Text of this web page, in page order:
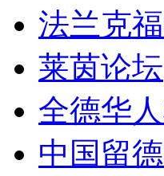
法兰克
莱茵论坛
全德华
中国留